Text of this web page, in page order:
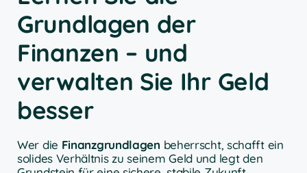
Grundlagen der
Finanzen – und
verwalten Sie Ihr Geld
besser
Wer die Finanzgrundlagen beherrscht, schafft ein
solides Verhältnis zu seinem Geld und legt den